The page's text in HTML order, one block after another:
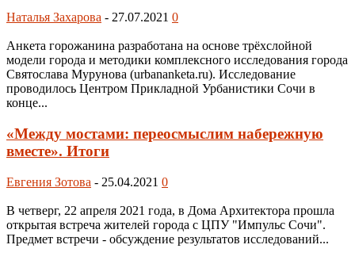
Наталья Захарова - 27.07.2021 0
Анкета горожанина разработана на основе трёхслойной
модели города и методики комплексного исследования города
Святослава Мурунова (urbananketa.ru). Исследование
проводилось Центром Прикладной Урбанистики Сочи в
конце...
«Между мостами: переосмыслим набережную
вместе». Итоги
Евгения Зотова - 25.04.2021 0
В четверг, 22 апреля 2021 года, в Дома Архитектора прошла
открытая встреча жителей города с ЦПУ "Импульс Сочи".
Предмет встречи - обсуждение результатов исследований...